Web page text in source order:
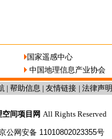
国家遥感中心
中国地理信息产业协会
| 帮助信息 | 友情链接 | 法律声明
空间项目网 All Rights Reserved
公网安备 11010802023355号